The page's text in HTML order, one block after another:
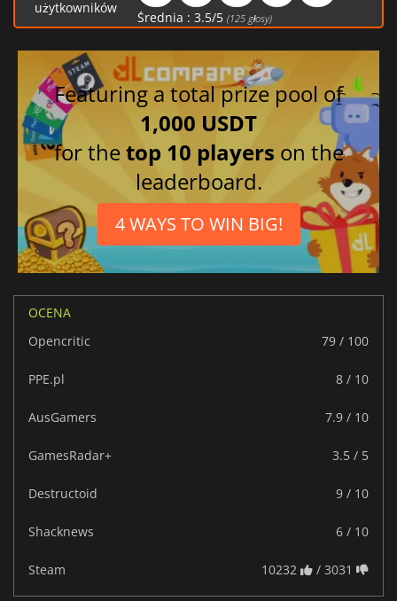
Holenderski
Chiński tradycyjny
Francuski
Brazylijski portugalski
Koreański
Niemiecki
użytkowników
Średnia : 3.5/5 (125głosy)
Featuring a total prize pool of
1,000 USDT
for thetop 10 players on the
leaderboard.
4 WAYS TO WIN BIG!
OCENA
Opencritic
79 / 100
PPE.pl 8 / 10
AusGamers 7.9 / 10
GamesRadar+ 3.5 / 5
Destructoid 9 / 10
Shacknews 6 / 10
Steam 10232 / 3031